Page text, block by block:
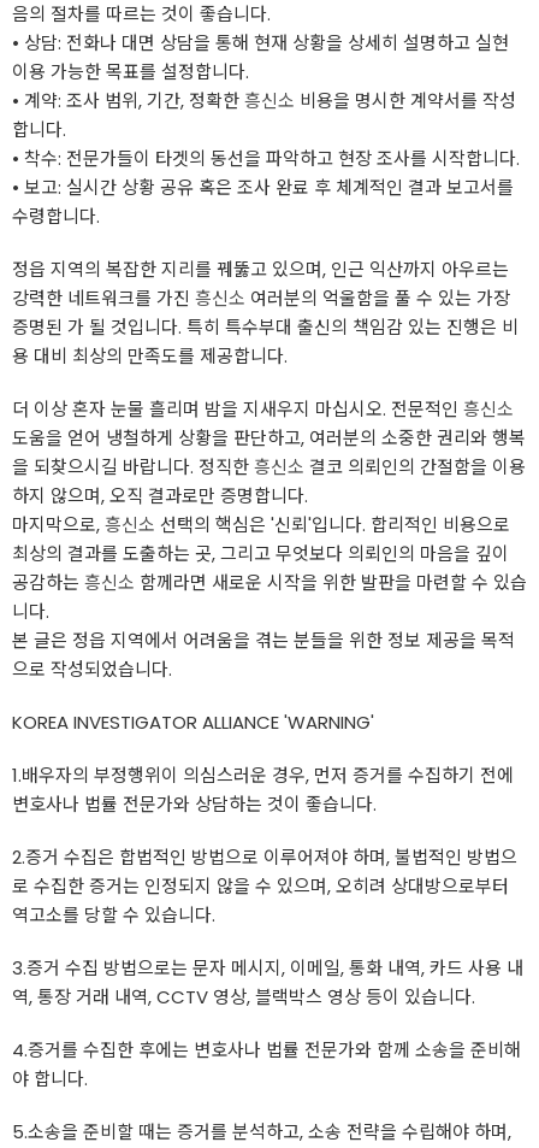
음의 절차를 따르는 것이 좋습니다.
• ​상담: 전화나 대면 상담을 통해 현재 상황을 상세히 설명하고 실현
이용 가능한 목표를 설정합니다.
• ​계약: 조사 범위, 기간, 정확한흥신소 비용을 명시한 계약서를 작성
합니다.
• ​착수: 전문가들이 타겟의 동선을 파악하고 현장 조사를 시작합니다.
• ​보고: 실시간 상황 공유 혹은 조사 완료 후 체계적인 결과 보고서를
수령합니다.
​정읍 지역의 복잡한 지리를 꿰뚫고 있으며, 인근 익산까지 아우르는
강력한 네트워크를 가진 흥신소 여러분의 억울함을 풀 수 있는 가장
증명된 가 될 것입니다. 특히 특수부대 출신의 책임감 있는 진행은 비
용 대비 최상의 만족도를 제공합니다.
​더 이상 혼자 눈물 흘리며 밤을 지새우지 마십시오. 전문적인 흥신소
도움을 얻어 냉철하게 상황을 판단하고, 여러분의 소중한 권리와 행복
을 되찾으시길 바랍니다. 정직한흥신소 결코 의뢰인의 간절함을 이용
하지 않으며, 오직 결과로만 증명합니다.
​마지막으로,흥신소 선택의 핵심은 '신뢰'입니다. 합리적인 비용으로
최상의 결과를 도출하는 곳, 그리고 무엇보다 의뢰인의 마음을 깊이
공감하는 흥신소 함께라면 새로운 시작을 위한 발판을 마련할 수 있습
니다.
​본 글은 정읍 지역에서 어려움을 겪는 분들을 위한 정보 제공을 목적
으로 작성되었습니다.
KOREA INVESTIGATOR ALLIANCE 'WARNING'
1.배우자의 부정행위이 의심스러운 경우, 먼저 증거를 수집하기 전에
변호사나 법률 전문가와 상담하는 것이 좋습니다.
2.증거 수집은 합법적인 방법으로 이루어져야 하며, 불법적인 방법으
로 수집한 증거는 인정되지 않을 수 있으며, 오히려 상대방으로부터
역고소를 당할 수 있습니다.
3.증거 수집 방법으로는 문자 메시지, 이메일, 통화 내역, 카드 사용 내
역, 통장 거래 내역, CCTV 영상, 블랙박스 영상 등이 있습니다.
4.증거를 수집한 후에는 변호사나 법률 전문가와 함께 소송을 준비해
야 합니다.
5.소송을 준비할 때는 증거를 분석하고, 소송 전략을 수립해야 하며,